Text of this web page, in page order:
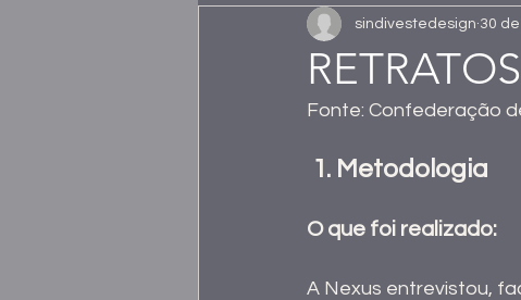
sindivestedesign 30
Fonte: Confederação
1. Metodologia
O que foi realizado:
A Nexus entrevistou,